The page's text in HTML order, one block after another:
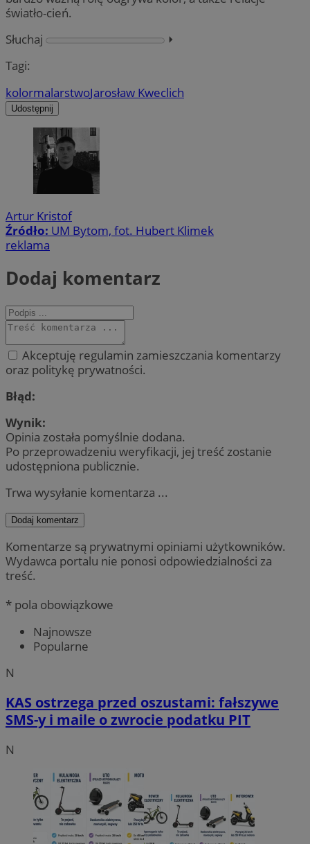
światło-cień.
Słuchaj
⏵︎
Tagi:
kolormalarstwoJarosław Kweclich
Udostępnij
Artur Kristof
Źródło: UM Bytom, fot. Hubert Klimek
reklama
Dodaj komentarz
Akceptuję regulamin zamieszczania komentarzy
oraz politykę prywatności.
Błąd:
Wynik:
Opinia została pomyślnie dodana.
Po przeprowadzeniu weryfikacji, jej treść zostanie
udostępniona publicznie.
Trwa wysyłanie komentarza ...
Dodaj komentarz
Komentarze są prywatnymi opiniami użytkowników.
Wydawca portalu nie ponosi odpowiedzialności za
treść.
* pola obowiązkowe
Najnowsze
Popularne
N
KAS ostrzega przed oszustami: fałszywe
SMS-y i maile o zwrocie podatku PIT
N